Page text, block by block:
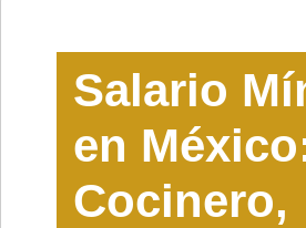
Salario
en
Cocinero,